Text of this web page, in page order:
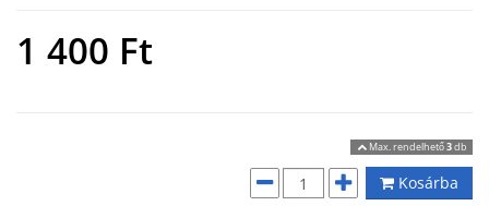
1 400 Ft
Max. rendelhető3db
Kosárba